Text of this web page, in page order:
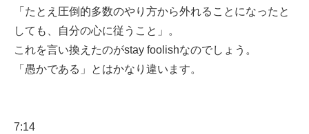
「たとえ圧倒的多数のやり方から外れることになったと
しても、自分の心に従うこと」。
これを言い換えたのがstay foolishなのでしょう。
「愚かである」とはかなり違います。
7:14